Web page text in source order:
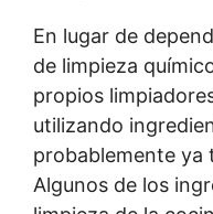
En lugar de
de limpieza
propios
utilizando
probablemente ya
Algunos de los